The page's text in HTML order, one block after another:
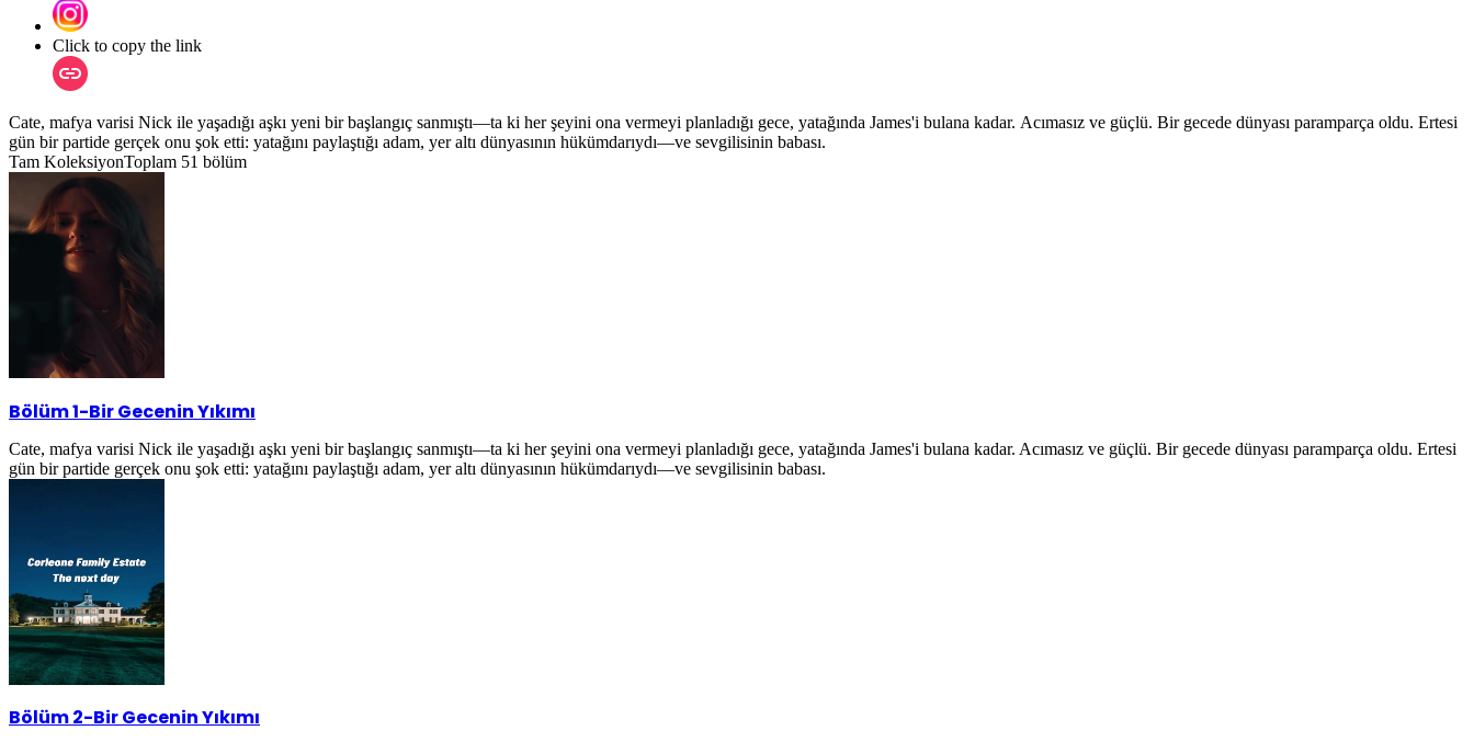
Click to copy the link
Cate, mafya varisi Nick ile yaşadığı aşkı yeni bir başlangıç sanmıştı—ta ki her şeyini ona vermeyi planladığı gece, yatağında James'i bulana kadar. Acımasız ve güçlü. Bir gecede dünyası paramparça oldu. Ertesi
gün bir partide gerçek onu şok etti: yatağını paylaştığı adam, yer altı dünyasının hükümdarıydı—ve sevgilisinin babası.
Tam KoleksiyonToplam 51 bölüm
Bölüm 1-Bir Gecenin Yıkımı
Cate, mafya varisi Nick ile yaşadığı aşkı yeni bir başlangıç sanmıştı—ta ki her şeyini ona vermeyi planladığı gece, yatağında James'i bulana kadar. Acımasız ve güçlü. Bir gecede dünyası paramparça oldu. Ertesi
gün bir partide gerçek onu şok etti: yatağını paylaştığı adam, yer altı dünyasının hükümdarıydı—ve sevgilisinin babası.
Bölüm 2-Bir Gecenin Yıkımı